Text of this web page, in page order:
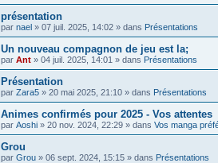
présentation
par nael » 07 juil. 2025, 14:02 » dans Présentations
Un nouveau compagnon de jeu est la;
par Ant » 04 juil. 2025, 14:01 » dans Présentations
Présentation
par Zara5 » 20 mai 2025, 21:10 » dans Présentations
Animes confirmés pour 2025 - Vos attentes
par Aoshi » 20 nov. 2024, 22:29 » dans Vos manga
Grou
par Grou » 06 sept. 2024, 15:15 » dans Présentations